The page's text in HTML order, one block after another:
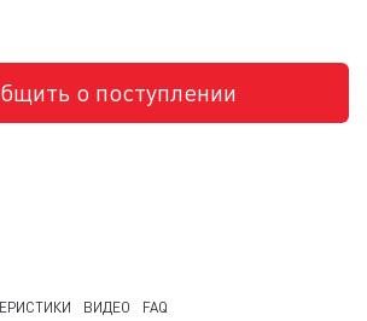
о поступлении
ВИДЕО FAQ